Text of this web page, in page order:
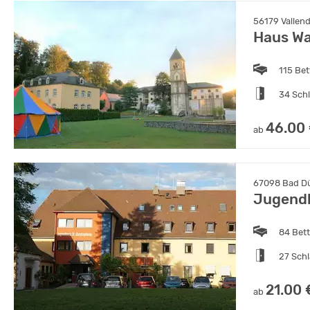
56179
Haus
115
34
ab 46.00
67098 Bad
84
27
ab 21.00